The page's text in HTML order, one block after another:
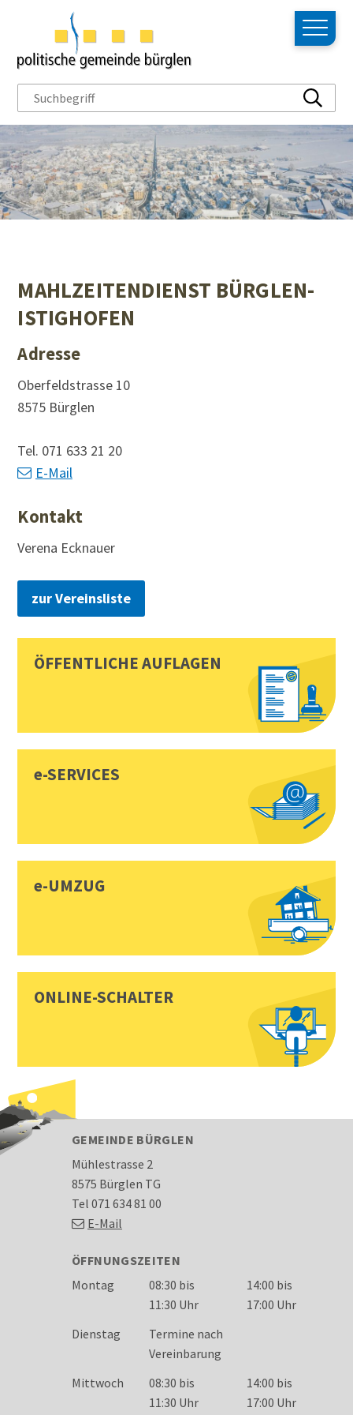
NAVIGIEREN IN BÜRGLEN
Schnellnavigation
Suchbegriff
Suche
MAHLZEITENDIENST BÜRGLEN-
ISTIGHOFEN
Adresse
Oberfeldstrasse 10
8575 Bürglen
Tel. 071 633 21 20
E-Mail
Kontakt
Verena Ecknauer
zur Vereinsliste
Sidebar
Toplinks
ÖFFENTLICHE AUFLAGEN
e-SERVICES
e-UMZUG
ONLINE-SCHALTER
FOOTER
GEMEINDE BÜRGLEN
Mühlestrasse 2
8575 Bürglen TG
Tel 071 634 81 00
E-Mail
ÖFFNUNGSZEITEN
Wochentag
Öffnungszeiten
Montag
08:30 bis
11:30 Uhr
14:00 bis
17:00 Uhr
Dienstag
Termine nach
Vereinbarung
Mittwoch
08:30 bis
11:30 Uhr
14:00 bis
17:00 Uhr